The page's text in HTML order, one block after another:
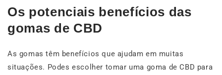
Os potenciais benefícios das
gomas de CBD
As gomas têm benefícios que ajudam em muitas
situações. Podes escolher tomar uma goma de CBD para